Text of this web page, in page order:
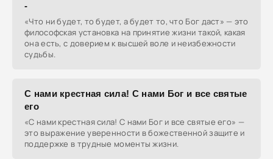
-
«Что ни будет, то будет, а будет то, что Бог даст» — это
философская установка на принятие жизни такой, какая
она есть, с доверием к высшей воле и неизбежности
судьбы.
С нами крестная сила! С нами Бог и все святые
его
«С нами крестная сила! С нами Бог и все святые его» —
это выражение уверенности в божественной защите и
поддержке в трудные моменты жизни.